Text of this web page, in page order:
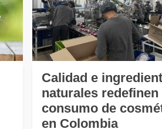
Calidad e
naturales redefinen
consumo de
en Colombia